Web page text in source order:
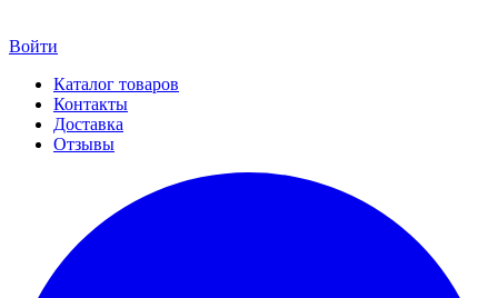
Войти
Каталог товаров
Контакты
Доставка
Отзывы